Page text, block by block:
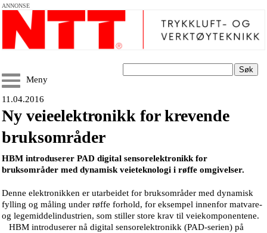
ANNONSE
Søk
Meny
11.04.2016
Ny veieelektronikk for krevende
bruksområder
HBM introduserer PAD digital sensorelektronikk for
bruksområder med dynamisk veieteknologi i røffe omgivelser.
Denne elektronikken er utarbeidet for bruksområder med dynamisk
fylling og måling under røffe forhold, for eksempel innenfor matvare-
og legemiddelindustrien, som stiller store krav til veiekomponentene.
HBM introduserer nå digital sensorelektronikk (PAD-serien) på